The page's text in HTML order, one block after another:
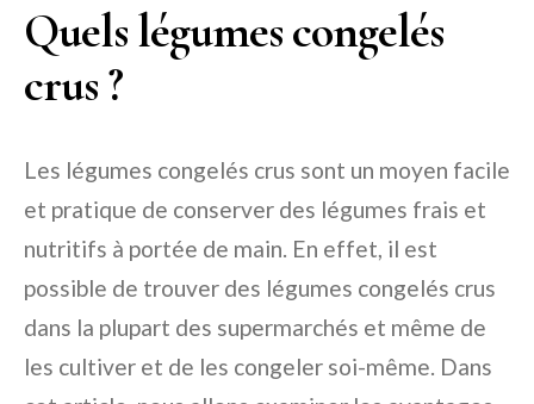
Quels légumes congelés
crus ?
Les légumes congelés crus sont un moyen facile
et pratique de conserver des légumes frais et
nutritifs à portée de main. En effet, il est
possible de trouver des légumes congelés crus
dans la plupart des supermarchés et même de
les cultiver et de les congeler soi-même. Dans